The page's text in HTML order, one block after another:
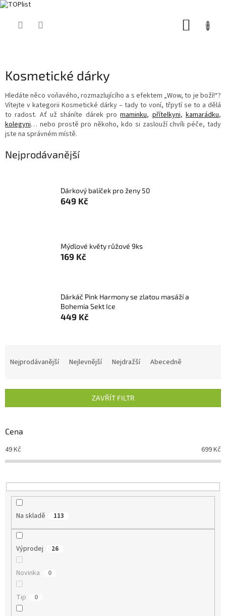
Kosmetické dárky
Hledáte něco voňavého, rozmazlujícího a s efektem „Wow, to je boží!“?
Vítejte v kategorii Kosmetické dárky – tady to voní, třpytí se to a dělá
to radost. Ať už sháníte dárek promaminku, přítelkyni,kamarádku,
kolegyni… nebo prostě pro někoho, kdo si zaslouží chvíli péče, tady
jste na správném místě.
Nejprodávanější
Dárkový balíček pro ženy 50
649 Kč
Mýdlové květy růžové 9ks
169 Kč
Dárkáč Pink Harmony se zlatou masáží a
Bohemia Sekt Ice
449 Kč
í
r
o
d
u
t
ů
Nejprodávanější Nejlevnější Nejdražší Abecedně
ZAVŘÍT FILTR
Cena
49Kč 699Kč
Na skladě 113
Výprodej 26
Novinka 0
Tip 0